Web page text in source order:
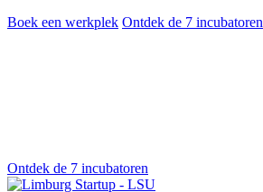
Boek een werkplek Ontdek de 7 incubatoren
Ontdek de 7 incubatoren